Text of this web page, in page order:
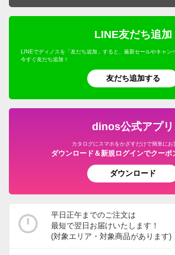
仏壇・仏具
サステナブル
キッチン家電・調理家電
キッチンマット
年中行事用品・季節商品
オーラルケア・デンタルケア
機能性ウェア・雑貨
プロユース
保存食・非常食
エアコン室外機カバー
屋外ゴミ箱/保管庫
温室・ビニール温室
ガーデンアーチ・パーゴラ
ウッドデッキ・ジョイントタイルパネル
ガーデン/ソーラーライト・庭用照明
宅配ボックス・郵便ポスト
ホビー雑貨
アウトドア・カー用品
インテリア雑貨・日用品・家電
美容・健康・ダイエット
ガーデニング用品・エクステリア
旅行用品・ホビー・ペット
グルメ・食品
LINE友だち追加
LINEでディノスを「友だち追加」すると、最新セールやキャン
今すぐ友だち追加！
友だち追加する
dinos公式アプリ
カタログにスマホをかざすだけで簡単にお
ダウンロード＆新規ログインでクーポ
ダウンロード
平日正午までのご注文は
最短で翌日お届けいたします！
(対象エリア・対象商品があります)